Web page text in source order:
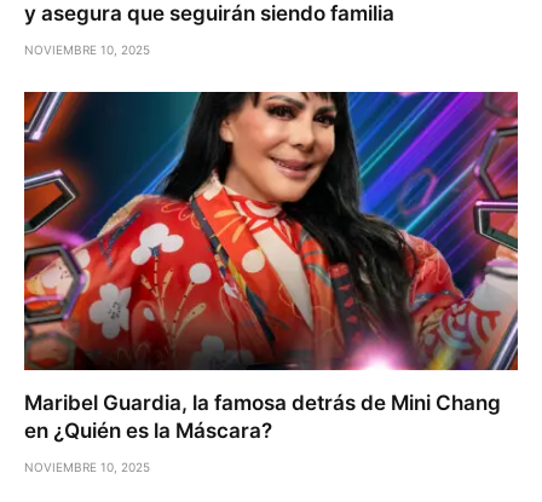
y asegura que seguirán siendo familia
NOVIEMBRE 10, 2025
Maribel Guardia, la famosa detrás de Mini Chang
en ¿Quién es la Máscara?
NOVIEMBRE 10, 2025